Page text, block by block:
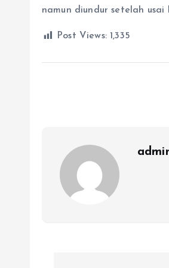
namun diundur setelah usai
Post Views: 1,335